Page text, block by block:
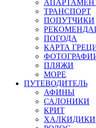
ТРАНСПОРТ
ПОПУТЧИКИ
ПОГОДА
КАРТА
ПЛЯЖИ
МОРЕ
ПУТЕВОДИТЕЛЬ
АФИНЫ
САЛОНИКИ
КРИТ
ХАЛКИДИКИ